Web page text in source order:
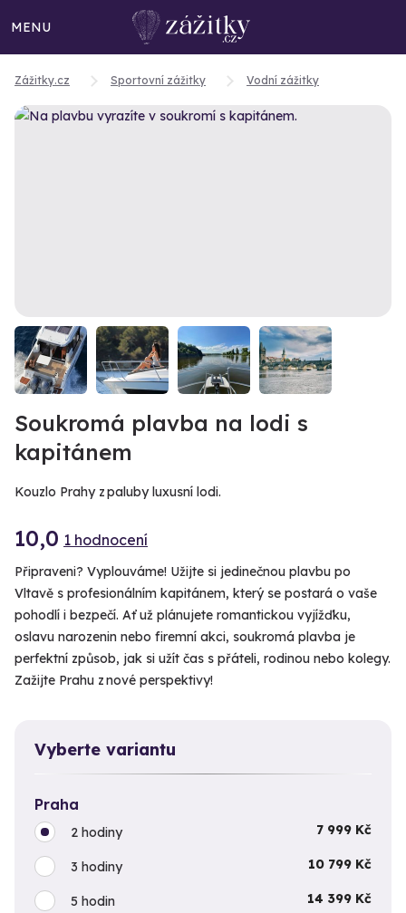
MENU
Zážitky.cz Sportovní zážitky Vodní zážitky
Soukromá plavba na lodi s
kapitánem
Kouzlo Prahy z paluby luxusní lodi.
10,0 1 hodnocení
Připraveni? Vyplouváme! Užijte si jedinečnou plavbu po
Vltavě s profesionálním kapitánem, který se postará o vaše
pohodlí i bezpečí. Ať už plánujete romantickou vyjížďku,
oslavu narozenin nebo firemní akci, soukromá plavba je
perfektní způsob, jak si užít čas s přáteli, rodinou nebo kolegy.
Zažijte Prahu z nové perspektivy!
Vyberte variantu
Praha
2 hodiny 7 999 Kč
3 hodiny 10 799 Kč
5 hodin 14 399 Kč